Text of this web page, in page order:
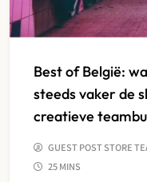
Best of België:
steeds vaker de
creatieve
GUEST POST STORE
25 MINS